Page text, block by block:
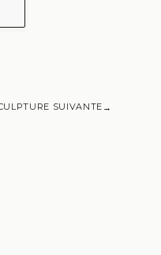
SUIVANTE →